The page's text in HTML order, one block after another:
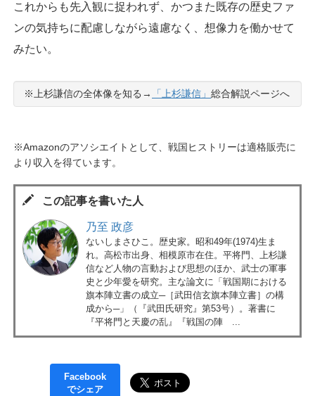
これからも先入観に捉われず、かつまた既存の歴史ファ
ンの気持ちに配慮しながら遠慮なく、想像力を働かせて
みたい。
※上杉謙信の全体像を知る→ 「上杉謙信」 総合解説ページへ
※Amazonのアソシエイトとして、戦国ヒストリーは適格販売に
より収入を得ています。
この記事を書いた人
乃至 政彦
ないしまさひこ。歴史家。昭和49年(1974)生ま
れ。高松市出身、相模原市在住。平将門、上杉謙
信など人物の言動および思想のほか、武士の軍事
史と少年愛を研究。主な論文に「戦国期における
旗本陣立書の成立─［武田信玄旗本陣立書］の構
成から─」（『武田氏研究』第53号）。著書に
『平将門と天慶の乱』『戦国の陣 ...
Facebook
でシェア